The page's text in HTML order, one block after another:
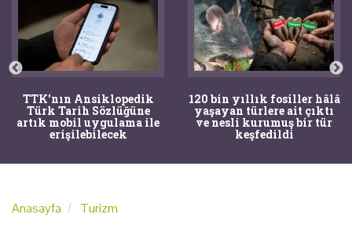
TTK'nın Ansiklopedik
Türk Tarih Sözlüğüne
artık mobil uygulama ile
erişilebilecek
120 bin yıllık fosiller hâlâ
yaşayan türlere ait çıktı
ve nesli kurumuş bir tür
keşfedildi
Anasayfa Turizm